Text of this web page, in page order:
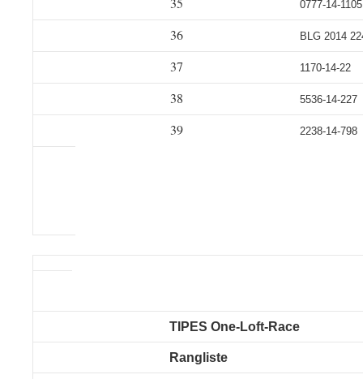
0777-14-1105
36 BLG 2014
37 1170-14-22
38 5536-14-227
39 2238-14-798
TIPES One-Loft-Race
Rangliste